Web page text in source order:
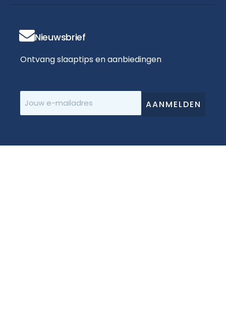
Nieuwsbrief
Ontvang slaaptips en aanbiedingen
E-
mailadres